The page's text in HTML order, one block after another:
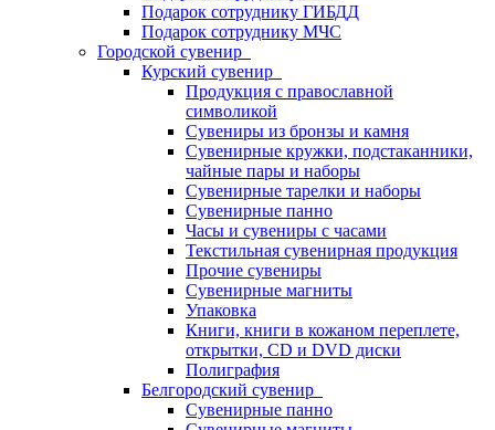
Подарок сотруднику ГИБДД
Подарок сотруднику МЧС
Городской сувенир
Курский сувенир
Продукция с православной
символикой
Сувениры из бронзы и камня
Сувенирные кружки, подстаканники,
чайные пары и наборы
Сувенирные тарелки и наборы
Сувенирные панно
Часы и сувениры с часами
Текстильная сувенирная продукция
Прочие сувениры
Сувенирные магниты
Упаковка
Книги, книги в кожаном переплете,
открытки, CD и DVD диски
Полиграфия
Белгородский сувенир
Сувенирные панно